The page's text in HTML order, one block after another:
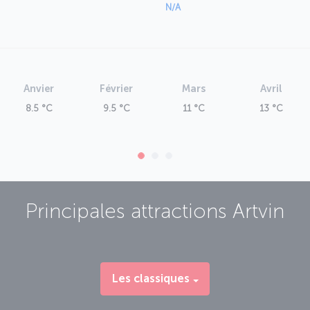
N/A
Anvier
8.5 °C
Février
9.5 °C
Mars
11 °C
Avril
13 °C
Principales attractions Artvin
Les classiques